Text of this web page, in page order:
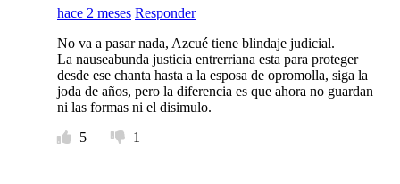
hace 2 meses Responder
No va a pasar nada, Azcué tiene blindaje judicial.
La nauseabunda justicia entrerriana esta para proteger
desde ese chanta hasta a la esposa de opromolla, siga la
joda de años, pero la diferencia es que ahora no guardan
ni las formas ni el disimulo.
5
1